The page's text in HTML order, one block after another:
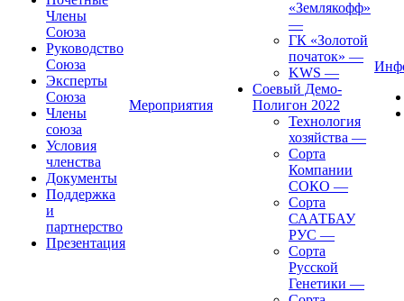
Члены
Союза
Руководство
Союза
Эксперты
Союза
Члены
союза
Условия
членства
Документы
Поддержка
и
партнерство
Презентация
Мероприятия
«Землякофф»
—
ГК «Золотой
початок» —
KWS —
Соевый Демо-
Полигон 2022
Технология
хозяйства —
Сорта
Компании
СОКО —
Сорта
СААТБАУ
РУС —
Сорта
Русской
Генетики —